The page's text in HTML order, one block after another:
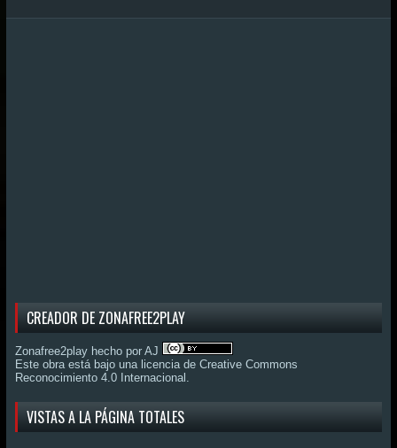
CREADOR DE ZONAFREE2PLAY
Zonafree2play hecho por AJ
Este obra está bajo una licencia de Creative Commons
Reconocimiento 4.0 Internacional .
VISTAS A LA PÁGINA TOTALES